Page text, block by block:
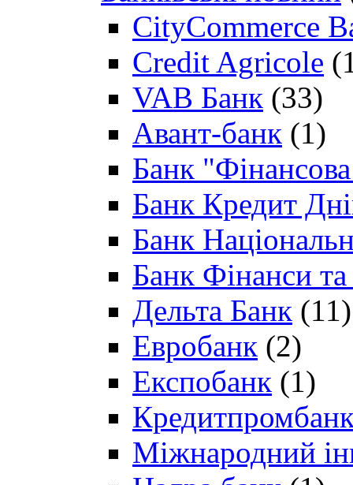
CityCommerce
Credit Agricole
VAB Банк (33)
Авант-банк (1)
Банк "Фінансова
Банк Кредит
Банк
Банк Фінанси
Дельта Банк (11)
Евробанк (2)
Експобанк (1)
Міжнародний